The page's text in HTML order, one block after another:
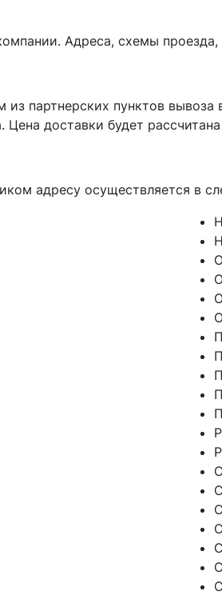
Адреса, схемы
из партнерских пунктов
доставки будет
адресу осуществляется в